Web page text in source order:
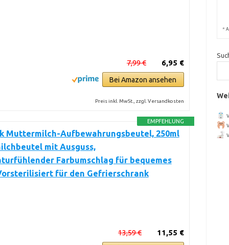
6,95 €
7,99 €
Bei Amazon ansehen
Preis inkl. MwSt., zzgl. Versandkosten
EMPFEHLUNG
Muttermilch-Aufbewahrungsbeutel, 250ml
mit Ausguss,
Farbumschlag für bequemes
für den Gefrierschrank
11,55 €
13,59 €
*